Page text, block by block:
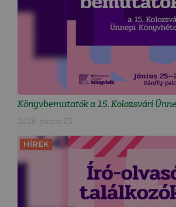
Könyvbemutatók a 15. Kolozsvári
2026. június 23.
HÍREK